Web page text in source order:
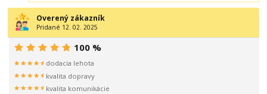
Overený zákazník
Pridané 12. 02. 2025
100 %
dodacia lehota
kvalita dopravy
kvalita komunikácie